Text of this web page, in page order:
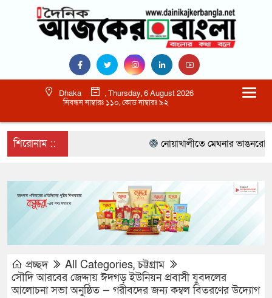
Dhaka
, Thursday, 6 August 2026
নিবন্ধন নাম্বারঃ ১১০, কোড নাম্বারঃ ৯২
শিরোনাম :: নোয়াখালীতে মেঘনার ভাঙনরোধে
প্রচ্ছদ All Categories,চট্টগ্রাম
সৌদি আরবের জেদ্দায় ঈদগড় ইউনিয়ন প্রবাসী যুবদলের
আলোচনা সভা অনুষ্ঠিত — গরীবদের জন্য কম্বল বিতরণের উদ্যোগ